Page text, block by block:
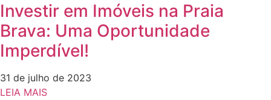
Investir em Imóveis na Praia
Brava: Uma Oportunidade
Imperdível!
31 de julho de 2023
LEIA MAIS